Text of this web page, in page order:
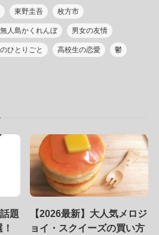
東野圭吾 枚方市
無人島かくれんぼ 男女の友情
ひとりごと 高校生の恋愛 鬱
題
【2026最新】大人気メロジ
ョイ・スクイーズの買い方